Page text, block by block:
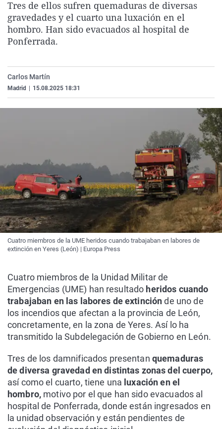
La rosa de los vientos
Gente viajera
Caso
Retornados
Extremadura
Galicia
Virales
Televisión
Tres de ellos sufren quemaduras de diversas
gravedades y el cuarto una luxación en el
hombro. Han sido evacuados al hospital de
Ponferrada.
Carlos Martín
Madrid 15.08.2025 18:31
Cuatro miembros de la UME heridos cuando trabajaban en labores de
extinción en Yeres (León) | Europa Press
Cuatro miembros de la Unidad Militar de
Emergencias (UME) han resultado heridos cuando
trabajaban en las labores de extinciónde uno de
los incendios que afectan a la provincia de León,
concretamente, en la zona de Yeres. Así lo ha
transmitido la Subdelegación de Gobierno en León.
Tres de los damnificados presentan quemaduras
de diversa gravedad en distintas zonas del cuerpo,
así como el cuarto, tiene una luxación en el
hombro,motivo por el que han sido evacuados al
hospital de Ponferrada, donde están ingresados en
la unidad observación y están pendientes de